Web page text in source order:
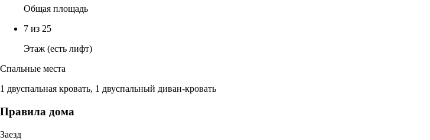
Общая площадь
7 из 25
Этаж (есть лифт)
Спальные места
1 двуспальная кровать, 1 двуспальный диван-кровать
Правила дома
Заезд